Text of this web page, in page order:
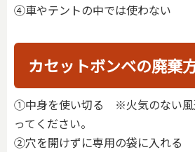
➃車やテントの中では使わない
カセットボンベの廃棄
①中身を使い切る ※火気のない風
ってください。
➁穴を開けずに専用の袋に入れる